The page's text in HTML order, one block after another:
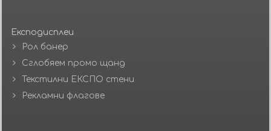
Експодисплеи
Рол банер
Сглобяем промо щанд
Текстилни ЕКСПО стени
Рекламни флагове